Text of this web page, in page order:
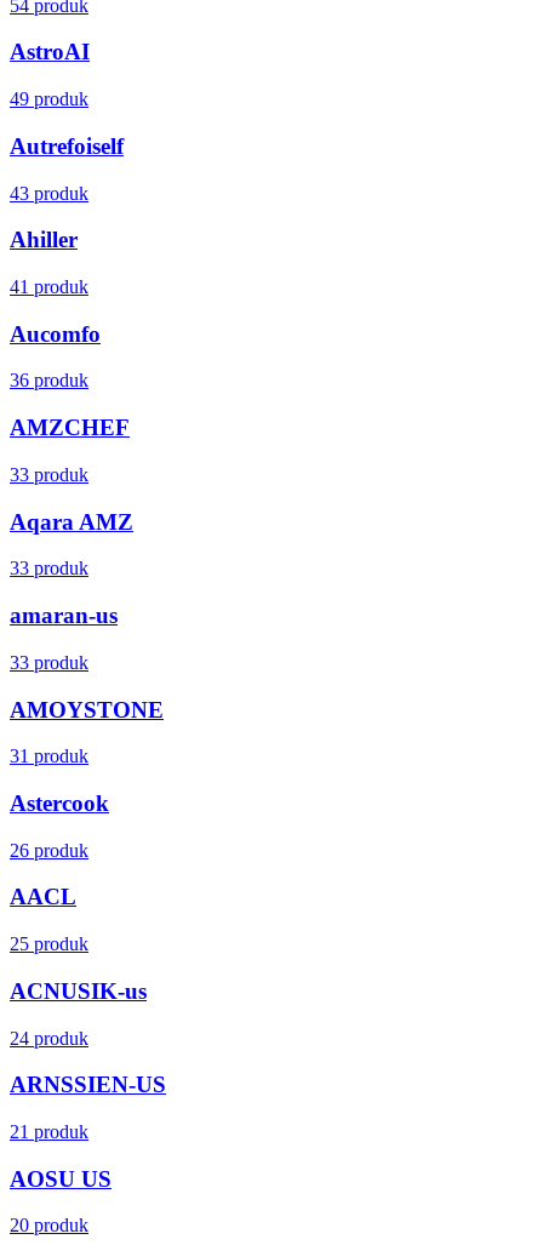
54 produk
AstroAI
49 produk
Autrefoiself
43 produk
Ahiller
41 produk
Aucomfo
36 produk
AMZCHEF
33 produk
Aqara AMZ
33 produk
amaran-us
33 produk
AMOYSTONE
31 produk
Astercook
26 produk
AACL
25 produk
ACNUSIK-us
24 produk
ARNSSIEN-US
21 produk
AOSU US
20 produk